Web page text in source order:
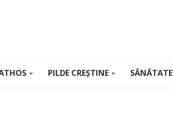
PILDE CREȘTINE SĂNĂTATE